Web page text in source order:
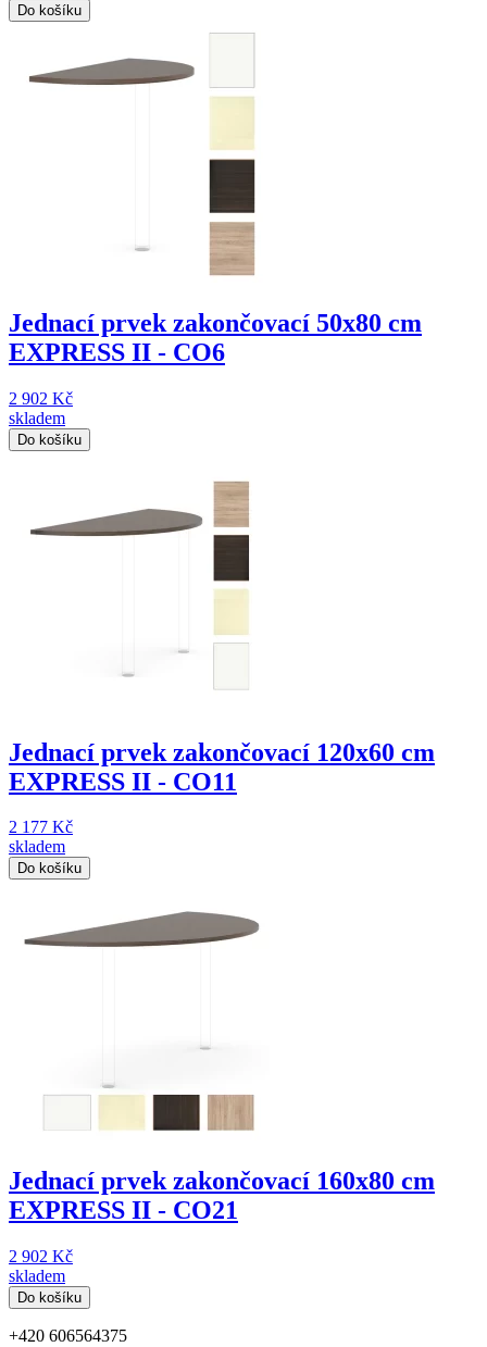
Do košíku
Jednací prvek zakončovací 50x80 cm
EXPRESS II - CO6
2 902 Kč
skladem
Do košíku
Jednací prvek zakončovací 120x60 cm
EXPRESS II - CO11
2 177 Kč
skladem
Do košíku
Jednací prvek zakončovací 160x80 cm
EXPRESS II - CO21
2 902 Kč
skladem
Do košíku
+420 606564375